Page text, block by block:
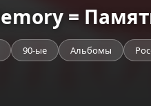
=
90-ые Альбомы